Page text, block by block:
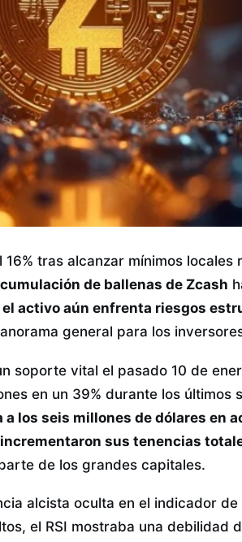
tras alcanzar mínimos locales
de ballenas de Zcash
el activo aún enfrenta riesgos
general para los
soporte vital el pasado 10 de
en un 39% durante los últimos
a los seis millones de dólares en
sus tenencias
de los grandes capitales.
alcista oculta en el indicador
el RSI mostraba una debilidad